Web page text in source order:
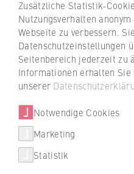
Berlin
Archiv
Demokratie gestalten
"Vorhandene
nachhaltig
Seit 25 Jahren
hauptberufliche
Studien- und
Zusätzliche Statistik-
Nutzungsverhalten
Webseite zu verbessern.
Datenschutzeinstellungen
Seitenbereich jederzeit zu
Informationen erhalten Sie
unserer
Notwendige Cookies
Marketing
Statistik